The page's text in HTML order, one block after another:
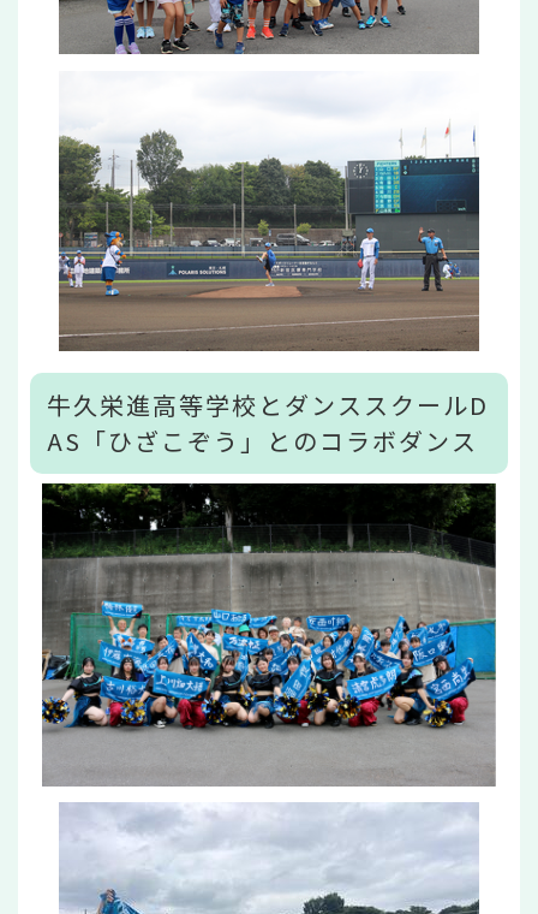
牛久栄進高等学校とダンススクールD
AS「ひざこぞう」とのコラボダンス